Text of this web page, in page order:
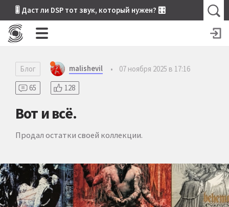
🎚 Даст ли DSP тот звук, который нужен? 🎛
Блог malishevil •
07 ноября 2025 в 17:16
65
128
Вот и всё.
Продал остатки своей коллекции.